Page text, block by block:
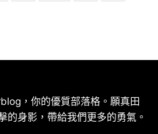
，你的優質部落格。願真田
的身影，帶給我們更多的勇氣。